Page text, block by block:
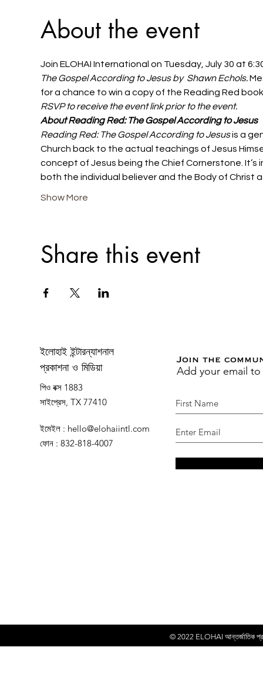
About the event
Join ELOHAI International on Tuesday, July 30 at
The Gospel According to Jesus by  Shawn Echols.
for a chance to win a copy of the Reading Red
RSVP to receive the event link prior to the event.
About Reading Red: The Gospel According to Jesus
Reading Red: The Gospel According to Jesus is a
Church back to the actual teachings of Jesus
concept of Jesus being the Chief Cornerstone.
both the individual believer and the Body of Christ
Show More
Share this event
ইলোহাই ইন্টারন্যাশনাল
প্রকাশনা ও মিডিয়া
পিও বক্স 1883
সাইপ্রেস, TX 77410
ইমেইল : hello@elohaiintl.com
ফোন : 832-818-4007
Join the
Add your email
© 2022 ELOHAI আন্তর্জাতিক